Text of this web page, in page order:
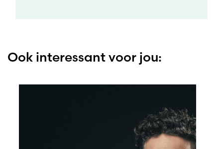
Ook interessant voor jou: